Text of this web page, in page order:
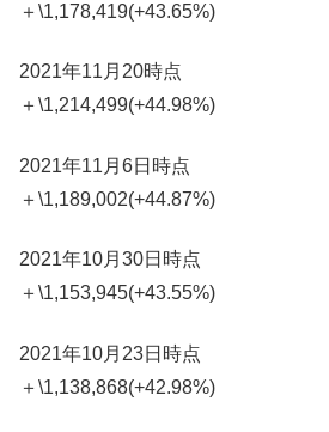
＋\1,178,419(+43.65%)
2021年11月20時点
＋\1,214,499(+44.98%)
2021年11月6日時点
＋\1,189,002(+44.87%)
2021年10月30日時点
＋\1,153,945(+43.55%)
2021年10月23日時点
＋\1,138,868(+42.98%)